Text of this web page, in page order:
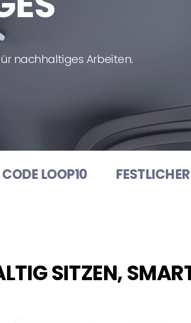
nachhaltiges Arbeiten.
FESTLICHER SALE 10%
SITZEN,